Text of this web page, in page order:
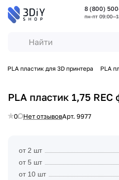
8 (800)
пн-пт
PLA пластик для 3D принтера PLA
PLA пластик 1,75
0 Нет отзывовАрт. 9977
от 2 шт
от 5 шт
от 10 шт